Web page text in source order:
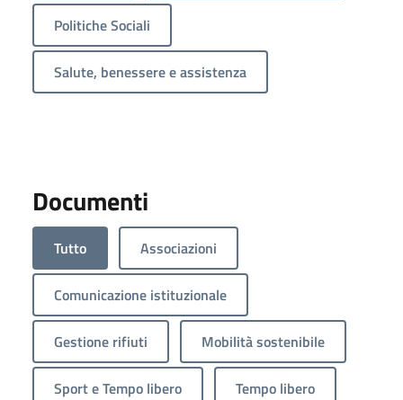
Politiche Sociali
Salute, benessere e assistenza
Documenti
Tutto Associazioni
Comunicazione istituzionale
Gestione rifiuti Mobilità sostenibile
Sport e Tempo libero Tempo libero